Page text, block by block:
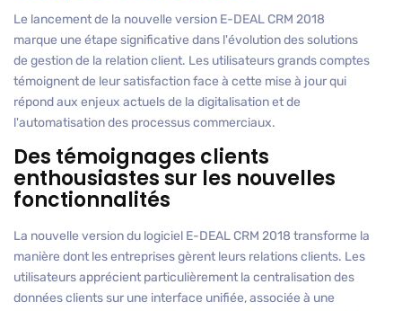
Le lancement de la nouvelle version E-DEAL CRM 2018
marque une étape significative dans l'évolution des solutions
de gestion de la relation client. Les utilisateurs grands comptes
témoignent de leur satisfaction face à cette mise à jour qui
répond aux enjeux actuels de la digitalisation et de
l'automatisation des processus commerciaux.
Des témoignages clients
enthousiastes sur les nouvelles
fonctionnalités
La nouvelle version du logiciel E-DEAL CRM 2018 transforme la
manière dont les entreprises gèrent leurs relations clients. Les
utilisateurs apprécient particulièrement la centralisation des
données clients sur une interface unifiée, associée à une